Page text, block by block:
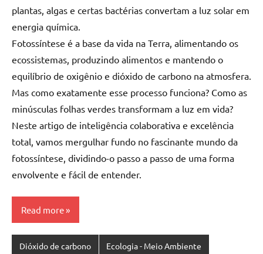
plantas, algas e certas bactérias convertam a luz solar em
energia química.
Fotossíntese é a base da vida na Terra, alimentando os
ecossistemas, produzindo alimentos e mantendo o
equilíbrio de oxigênio e dióxido de carbono na atmosfera.
Mas como exatamente esse processo funciona? Como as
minúsculas folhas verdes transformam a luz em vida?
Neste artigo de inteligência colaborativa e excelência
total, vamos mergulhar fundo no fascinante mundo da
fotossíntese, dividindo-o passo a passo de uma forma
envolvente e fácil de entender.
Read more
Dióxido de carbono Ecologia - Meio Ambiente